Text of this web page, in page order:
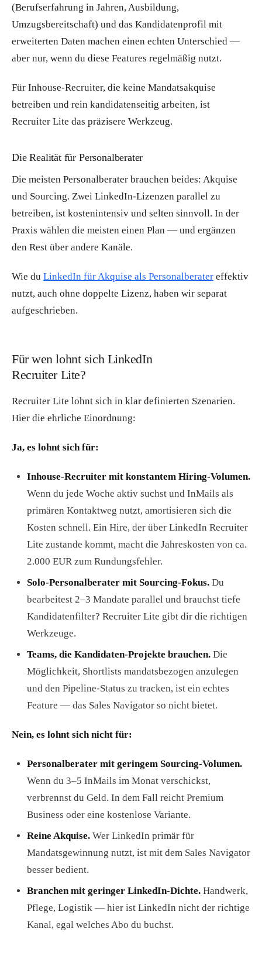
(Berufserfahrung in Jahren, Ausbildung,
Umzugsbereitschaft) und das Kandidatenprofil mit
erweiterten Daten machen einen echten Unterschied —
aber nur, wenn du diese Features regelmäßig nutzt.
Für Inhouse-Recruiter, die keine Mandatsakquise
betreiben und rein kandidatenseitig arbeiten, ist
Recruiter Lite das präzisere Werkzeug.
Die Realität für Personalberater
Die meisten Personalberater brauchen beides: Akquise
und Sourcing. Zwei LinkedIn-Lizenzen parallel zu
betreiben, ist kostenintensiv und selten sinnvoll. In der
Praxis wählen die meisten einen Plan — und ergänzen
den Rest über andere Kanäle.
Wie du LinkedIn für Akquise als Personalberater effektiv
nutzt, auch ohne doppelte Lizenz, haben wir separat
aufgeschrieben.
Für wen lohnt sich LinkedIn
Recruiter Lite?
Recruiter Lite lohnt sich in klar definierten Szenarien.
Hier die ehrliche Einordnung:
Ja, es lohnt sich für:
Inhouse-Recruiter mit konstantem Hiring-Volumen.
Wenn du jede Woche aktiv suchst und InMails als
primären Kontaktweg nutzt, amortisieren sich die
Kosten schnell. Ein Hire, der über LinkedIn Recruiter
Lite zustande kommt, macht die Jahreskosten von ca.
2.000 EUR zum Rundungsfehler.
Solo-Personalberater mit Sourcing-Fokus.Du
bearbeitest 2–3 Mandate parallel und brauchst tiefe
Kandidatenfilter? Recruiter Lite gibt dir die richtigen
Werkzeuge.
Teams, die Kandidaten-Projekte brauchen.Die
Möglichkeit, Shortlists mandatsbezogen anzulegen
und den Pipeline-Status zu tracken, ist ein echtes
Feature — das Sales Navigator so nicht bietet.
Nein, es lohnt sich nicht für:
Personalberater mit geringem Sourcing-Volumen.
Wenn du 3–5 InMails im Monat verschickst,
verbrennst du Geld. In dem Fall reicht Premium
Business oder eine kostenlose Variante.
Reine Akquise.Wer LinkedIn primär für
Mandatsgewinnung nutzt, ist mit dem Sales Navigator
besser bedient.
Branchen mit geringer LinkedIn-Dichte.Handwerk,
Pflege, Logistik — hier ist LinkedIn nicht der richtige
Kanal, egal welches Abo du buchst.